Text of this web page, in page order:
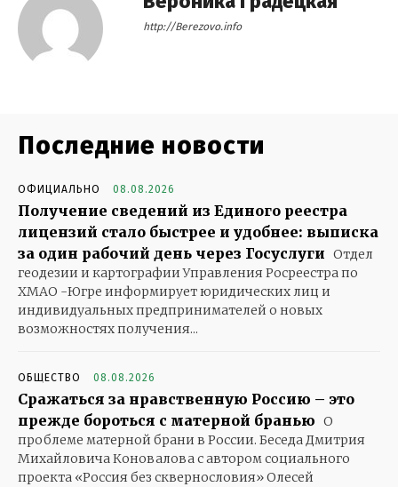
http://Berezovo.info
Последние новости
ОФИЦИАЛЬНО 08.08.2026
Получение сведений из Единого реестра
лицензий стало быстрее и удобнее: выписка
за один рабочий день через Госуслуги Отдел
геодезии и картографии Управления Росреестра по
ХМАО -Югре информирует юридических лиц и
индивидуальных предпринимателей о новых
возможностях получения...
ОБЩЕСТВО 08.08.2026
Сражаться за нравственную Россию – это
прежде бороться с матерной бранью О
проблеме матерной брани в России. Беседа Дмитрия
Михайловича Коновалова с автором социального
проекта «Россия без сквернословия» Олесей